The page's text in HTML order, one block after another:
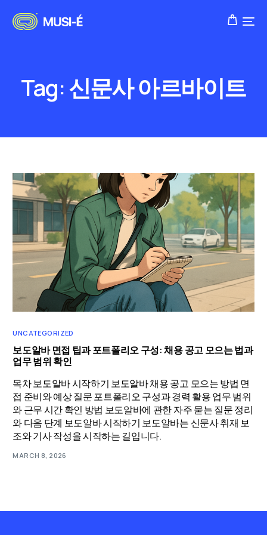
Tag:신문사 아르바이트
UNCATEGORIZED
보도알바 면접 팁과 포트폴리오 구성: 채용 공고 모으는 법과
업무 범위 확인
목차 보도알바 시작하기 보도알바 채용 공고 모으는 방법 면
접 준비와 예상 질문 포트폴리오 구성과 경력 활용 업무 범위
와 근무 시간 확인 방법 보도알바에 관한 자주 묻는 질문 정리
와 다음 단계 보도알바 시작하기 보도알바는 신문사 취재 보
조와 기사 작성을 시작하는 길입니다.
MARCH 8, 2026